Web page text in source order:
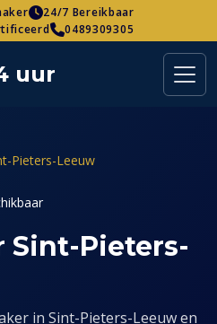
24/7 Bereikbaar
0489309305
uur
Pieters-Leeuw
Sint-Pieters-
in Sint-Pieters-Leeuw en